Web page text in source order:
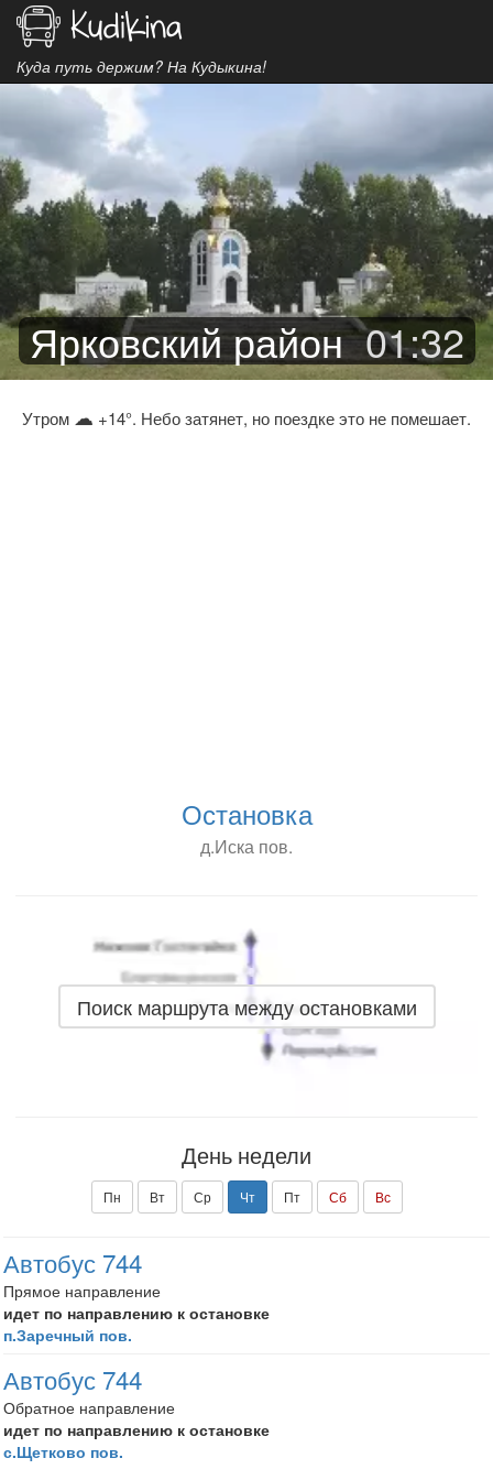
Куда путь держим? На Кудыкина!
Ярковский район 01:32
Утром ☁ +14°. Небо затянет, но поездке это не помешает.
Остановка
д.Иска пов.
Поиск маршрута между остановками
День недели
Пн Вт Ср Чт Пт Сб Вс
Автобус 744
Прямое направление
идет по направлению к остановке
п.Заречный пов.
Автобус 744
Обратное направление
идет по направлению к остановке
с.Щетково пов.